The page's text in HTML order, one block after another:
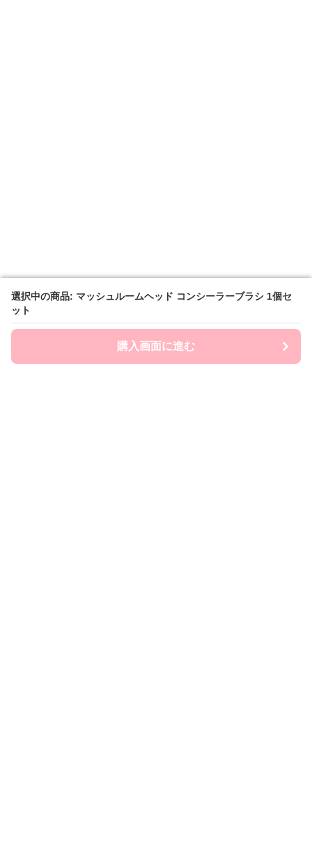
選択中の商品: マッシュルームヘッド コンシーラーブラシ 1個セ
ット
購入画面に進む
選択中の商品: マッシュルームヘッド コンシーラーブラシ 1個セ
ット
購入画面に進む